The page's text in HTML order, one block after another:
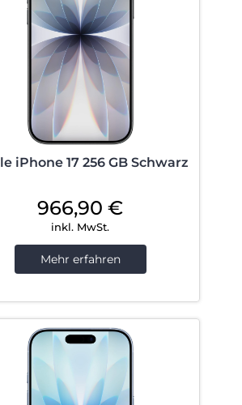
iPhone 17 256 GB Schwarz
966,90€
inkl. MwSt.
Mehr erfahren